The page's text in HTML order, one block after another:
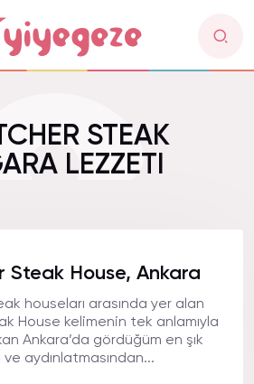
STEAK
LEZZETI
Steak House, Ankara
houseları arasında yer alan
House kelimenin tek anlamıyla
Ankara’da gördüğüm en şık
aydınlatmasından...